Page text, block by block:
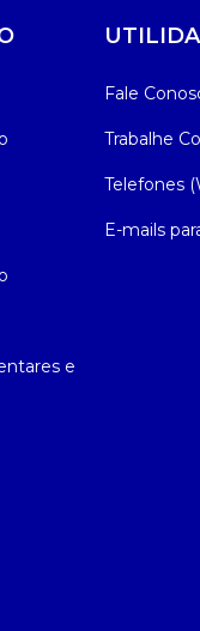
e
Fale
Trabalhe
Telefones
E-mails